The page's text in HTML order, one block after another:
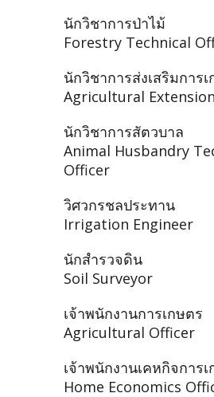
นักวิชาการป่าไม้
Forestry Technical
นักวิชาการส่งเสริมการ
Agricultural
นักวิชาการสัตวบาล
Animal Husbandry
Officer
วิศวกรชลประทาน
Irrigation Engineer
นักสำรวจดิน
Soil Surveyor
เจ้าพนักงานการเกษตร
Agricultural Officer
เจ้าพนักงานเคหกิจการ
Home Economics